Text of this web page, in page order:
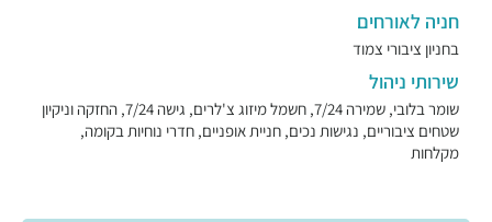
חניה לאורחים
בחניון ציבורי צמוד
שירותי ניהול
שומר בלובי, שמירה 7/24, חשמל מיזוג צ'לרים, גישה 7/24, החזקה וניקיון
שטחים ציבוריים, נגישות נכים, חניית אופניים, חדרי נוחיות בקומה,
מקלחות